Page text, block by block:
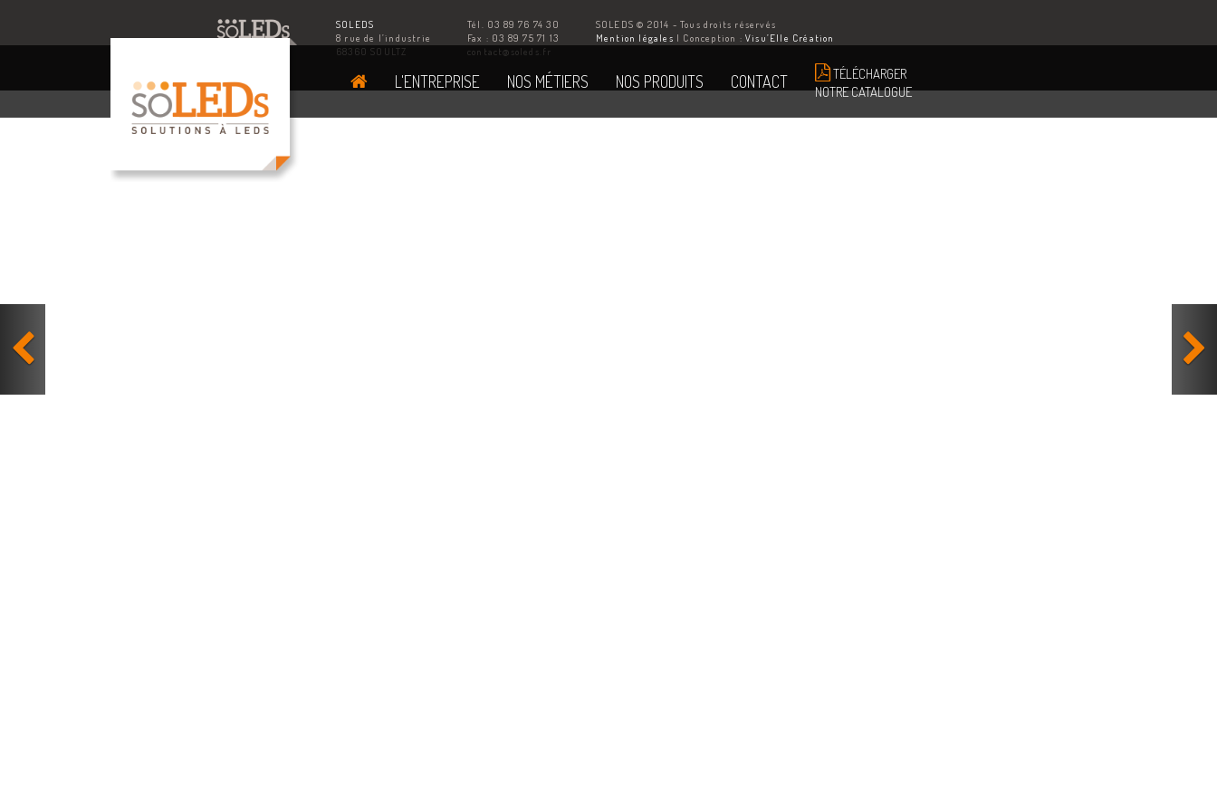
L'ENTREPRISE NOS MÉTIERS NOS PRODUITS CONTACT
TÉLÉCHARGER
NOTRE CATALOGUE
SOLEDS
8 rue de l’industrie
68360 SOULTZ
Tél. 03 89 76 74 30
Fax : 03 89 75 71 13
contact@soleds.fr
SOLEDS © 2014 - Tous droits réservés
Mention légales | Conception :Visu’Elle Création